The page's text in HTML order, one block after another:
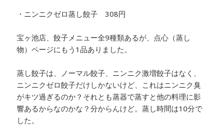
・ニンニクゼロ蒸し餃子 308円
宝ヶ池店、餃子メニュー全9種類あるが、点心（蒸し
物）ページにもう1品ありました。
蒸し餃子は、ノーマル餃子、ニンニク激増餃子はなく、
ニンニクゼロ餃子だけしかないけど、これはニンニク臭
がキツ過ぎるのか？それとも蒸器で蒸すと他の料理に影
響あるからなのかな？分からんけど。蒸し時間は10分で
した。